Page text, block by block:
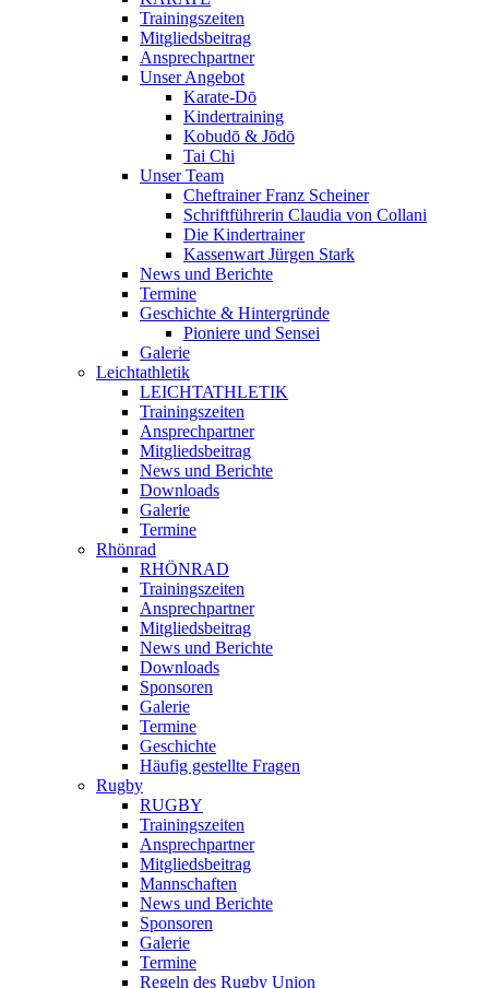
Trainingszeiten
Mitgliedsbeitrag
Ansprechpartner
Unser Angebot
Karate-Dō
Kindertraining
Kobudō & Jōdō
Tai Chi
Unser Team
Cheftrainer Franz Scheiner
Schriftführerin Claudia von Collani
Die Kindertrainer
Kassenwart Jürgen Stark
News und Berichte
Termine
Geschichte & Hintergründe
Pioniere und Sensei
Galerie
Leichtathletik
LEICHTATHLETIK
Trainingszeiten
Ansprechpartner
Mitgliedsbeitrag
News und Berichte
Downloads
Galerie
Termine
Rhönrad
RHÖNRAD
Trainingszeiten
Ansprechpartner
Mitgliedsbeitrag
News und Berichte
Downloads
Sponsoren
Galerie
Termine
Geschichte
Häufig gestellte Fragen
Rugby
RUGBY
Trainingszeiten
Ansprechpartner
Mitgliedsbeitrag
Mannschaften
News und Berichte
Sponsoren
Galerie
Termine
Regeln des Rugby Union